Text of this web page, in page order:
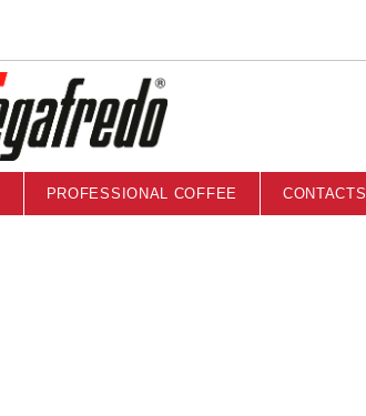
PROFESSIONAL COFFEE CONTACTS